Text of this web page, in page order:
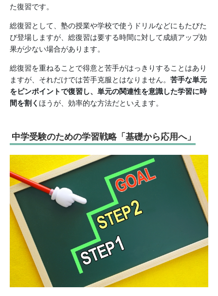
た復習です。
総復習として、塾の授業や学校で使うドリルなどにもたびた
び登場しますが、総復習は要する時間に対して成績アップ効
果が少ない場合があります。
総復習を重ねることで得意と苦手がはっきりすることはあり
ますが、それだけでは苦手克服とはなりません。 苦手な単元
をピンポイントで復習し、単元の関連性を意識した学習に時
間を割く ほうが、効率的な方法だといえます。
中学受験のための学習戦略「基礎から応用へ」